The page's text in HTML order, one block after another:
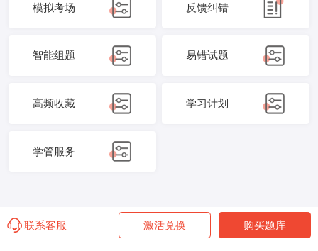
模拟考场 反馈纠错
智能组题 易错试题
高频收藏 学习计划
学管服务
联系客服 激活兑换 购买题库